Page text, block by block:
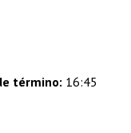
término: 16:45